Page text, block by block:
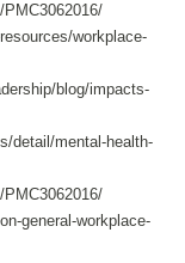
workplace-
blog/impacts-
detail/mental-health-
general-workplace-